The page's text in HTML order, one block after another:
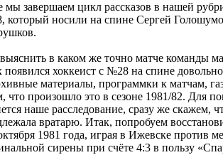
мы завершаем цикл рассказов в нашей
который носили на спине Сергей
в каком же точно матче команды
появился хоккеист с №28 на спине
материалы, программки к матчам,
что произошло это в сезоне 1981/82. Для
наше расследование, сразу же скажем,
вратарю. Итак, попробуем
1981 года, играя в Ижевске против
сирены при счёте 4:3 в пользу